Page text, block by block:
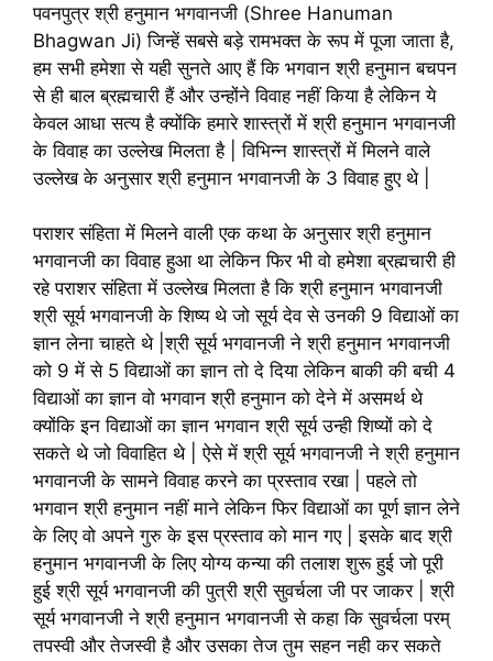
पवनपुत्र श्री हनुमान भगवानजी (Shree Hanuman
Bhagwan Ji) जिन्हें सबसे बड़े रामभक्त के रूप में पूजा जाता है,
हम सभी हमेशा से यही सुनते आए हैं कि भगवान श्री हनुमान बचपन
से ही बाल ब्रह्मचारी हैं और उन्होंने विवाह नहीं किया है लेकिन ये
केवल आधा सत्य है क्योंकि हमारे शास्त्रों में श्री हनुमान भगवानजी
के विवाह का उल्लेख मिलता है | विभिन्न शास्त्रों में मिलने वाले
उल्लेख के अनुसार श्री हनुमान भगवानजी के 3 विवाह हुए थे |
पराशर संहिता में मिलने वाली एक कथा के अनुसार श्री हनुमान
भगवानजी का विवाह हुआ था लेकिन फिर भी वो हमेशा ब्रह्मचारी ही
रहे पराशर संहिता में उल्लेख मिलता है कि श्री हनुमान भगवानजी
श्री सूर्य भगवानजी के शिष्य थे जो सूर्य देव से उनकी 9 विद्याओं का
ज्ञान लेना चाहते थे |श्री सूर्य भगवानजी ने श्री हनुमान भगवानजी
को 9 में से 5 विद्याओं का ज्ञान तो दे दिया लेकिन बाकी की बची 4
विद्याओं का ज्ञान वो भगवान श्री हनुमान को देने में असमर्थ थे
क्योंकि इन विद्याओं का ज्ञान भगवान श्री सूर्य उन्ही शिष्यों को दे
सकते थे जो विवाहित थे | ऐसे में श्री सूर्य भगवानजी ने श्री हनुमान
भगवानजी के सामने विवाह करने का प्रस्ताव रखा | पहले तो
भगवान श्री हनुमान नहीं माने लेकिन फिर विद्याओं का पूर्ण ज्ञान लेने
के लिए वो अपने गुरु के इस प्रस्ताव को मान गए | इसके बाद श्री
हनुमान भगवानजी के लिए योग्य कन्या की तलाश शुरू हुई जो पूरी
हुई श्री सूर्य भगवानजी की पुत्री श्री सुवर्चला जी पर जाकर | श्री
सूर्य भगवानजी ने श्री हनुमान भगवानजी से कहा कि सुवर्चला परम्
तपस्वी और तेजस्वी है और उसका तेज तुम सहन नही कर सकते